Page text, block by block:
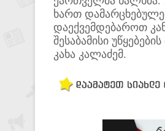
ხართ
დაექვემდებაროთ
შესაბამისი
კახა კალაძემ.